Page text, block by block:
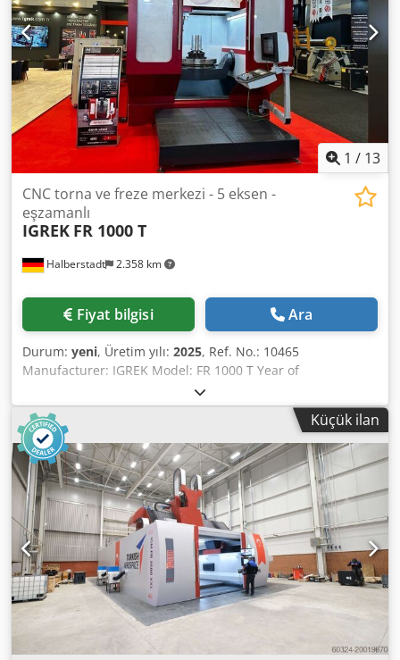
Abozaf Huj Hock Makine çok iyi durumdadır. Lütfen daha
fazla teknik detay ve donanım bilgisi için teklifi inceleyin. - -
- - - - - - - - - - - - - - - - - - - - - - - - - - - - - - - - - - - - - -
#Etiketler: C30U | C-30U | C-30 U
1 / 13
Halberstadt 2.358 km
CNC torna ve freze merkezi - 5 eksen -
eşzamanlı
IGREK FR 1000 T
Fiyat bilgisi Ara
Durum: yeni, Üretim yılı: 2025, Ref. No.: 10465
Manufacturer: IGREK Model: FR 1000 T Year of
manufacture: 2025 Control system: CNC control Controller:
Siemens / Heidenhain Location: Istanbul Country of origin:
Türkiye X-axis travel: 1,350 mm Y-axis travel: 1,500 mm Z-
axis travel: 900 mm B-axis: ° C-axis: 360° Spindle taper:
HSK-T100 Rotary table diameter: 1,000 mm Table load:
2,000 kg Tool magazine with: 48 pcs. Spindle speed: 15,000
rpm Dsdpfx Aoxmd S Ijb Hock Rapid traverse (X/Y/Z): 48
m/min Spindle motor power: 35 kW Max. spindle torque:
220 Nm Machine length: 3,200 mm Machine width: 6,400
mm Machine height: 4,050 mm Approx. machine weight:
40 t Additional Information: IGREK FR 1000 T – Compact
Precision for Demanding Applications The IGREK FR 1000 T
is a CNC-controlled turning and milling center with 5-axis
in a compact design. Built in 2024, this machine is
Küçük ilan